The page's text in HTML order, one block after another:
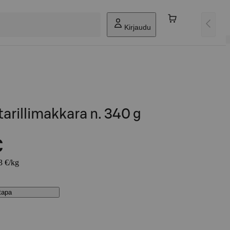
Kirjaudu
n. 340 g
€/kg